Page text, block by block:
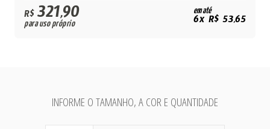
R$321,90
para uso próprio
em até
6x R$ 53,65
INFORME O TAMANHO, A COR E QUANTIDADE